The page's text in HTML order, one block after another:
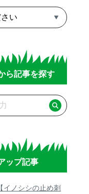
ら記事を探す
ップ記事
【イノシシの止め刺